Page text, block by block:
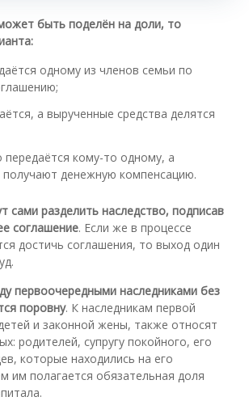
быть поделён на доли, то
одному из членов семьи по
а вырученные средства делятся
кому-то одному, а
получают денежную компенсацию.
сами разделить наследство, подписав
соглашение. Если же в процессе
достичь соглашения, то выход один
первоочередными наследниками без
поровну. К наследникам первой
и законной жены, также относят
родителей, супругу покойного, его
которые находились на его
им полагается обязательная доля